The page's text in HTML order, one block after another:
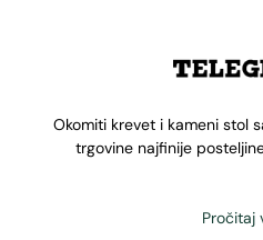
Okomiti krevet i kameni stol
trgovine najfinije
Pročitaj